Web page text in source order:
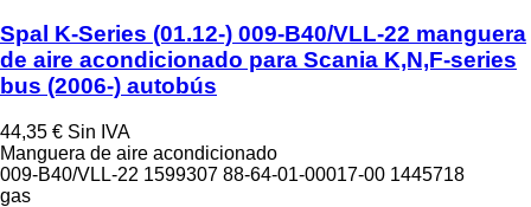
Spal K-Series (01.12-) 009-B40/VLL-22 manguera
de aire acondicionado para Scania K,N,F-series
bus (2006-) autobús
44,35 € Sin IVA
Manguera de aire acondicionado
009-B40/VLL-22 1599307 88-64-01-00017-00 1445718
gas